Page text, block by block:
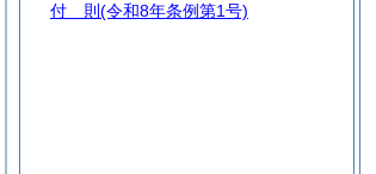
付 則 (令和8年条例第1号)